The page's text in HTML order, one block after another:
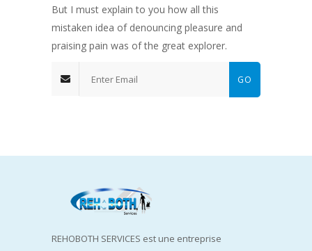
But I must explain to you how all this
mistaken idea of denouncing pleasure and
praising pain was of the great explorer.
REHOBOTH SERVICES est une entreprise